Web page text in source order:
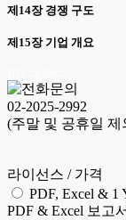
제14장 경쟁 구도
제15장 기업 개요
02-2025-2992
(주말 및 공휴일 제
라이선스 / 가격
PDF, Excel & 1
PDF & Excel 보고